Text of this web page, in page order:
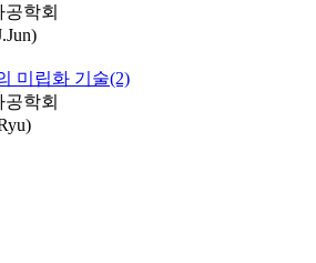
학회
미립화 기술(2)
학회